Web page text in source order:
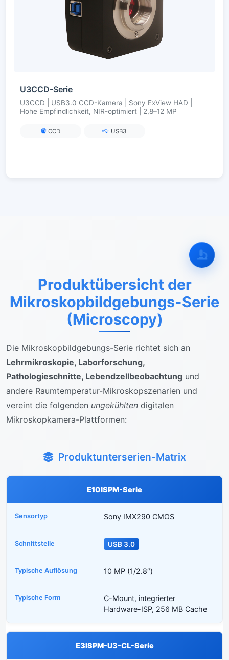
U3CCD-Serie
U3CCD | USB3.0 CCD-Kamera | Sony ExView HAD |
Hohe Empfindlichkeit, NIR-optimiert | 2,8–12 MP
CCD USB3
Produktübersicht der
Mikroskopbildgebungs-Serie
(Microscopy)
Die Mikroskopbildgebungs-Serie richtet sich an
Lehrmikroskopie, Laborforschung,
Pathologieschnitte, Lebendzellbeobachtung und
andere Raumtemperatur-Mikroskopszenarien und
vereint die folgenden ungekühlten digitalen
Mikroskopkamera-Plattformen:
Produktunterserien-Matrix
E10ISPM-Serie
Sony IMX290 CMOS
USB 3.0
10 MP (1/2.8″)
C-Mount, integrierter
Hardware-ISP, 256 MB Cache
E3ISPM-U3-CL-Serie